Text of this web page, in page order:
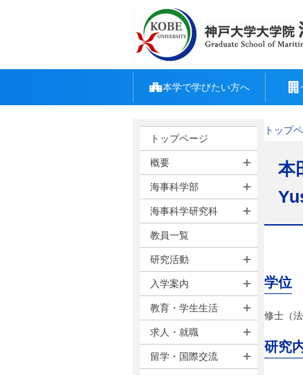
本学で学びたい方へ
トップページ
概要
海事科学部
海事科学研究科
教員一覧
研究活動
入学案内
教育・学生生活
求人・就職
留学・国際交流
トップ
本
学位
修士（
研究